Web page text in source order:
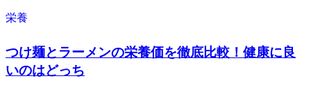
栄養
つけ麺とラーメンの栄養価を徹底比較！健康に良
いのはどっち